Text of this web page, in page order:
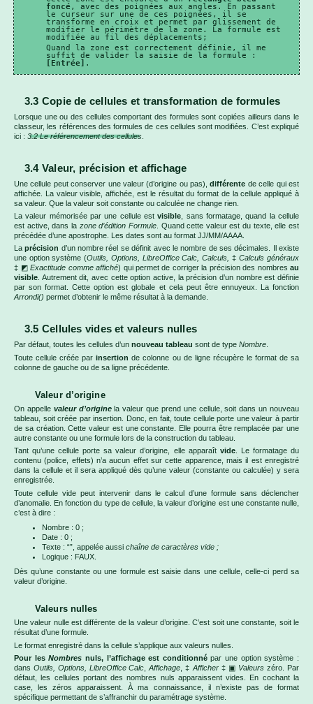
foncé, avec des poignées aux angles. En passant
le curseur sur une de ces poignées, il se
transforme en croix et permet par glissement de
modifier le périmètre de la zone. La formule est
modifiée au fil des déplacements;
Quand la zone est correctement définie, il me
suffit de valider la saisie de la formule :
[Entrée]
.
3.3 Copie de cellules et transformation de formules
Lorsque une ou des cellules comportant des formules sont copiées ailleurs dans le
classeur, les références des formules de ces cellules sont modifiées. C’est expliqué
ici : 3.2 Le référencement des cellules
3.4 Valeur, précision et affichage
Une cellule peut conserver une valeur (d’origine ou pas),différente de celle qui est
affichée. La valeur visible, affichée, est le résultat du format de la cellule appliqué à
sa valeur. Que la valeur soit constante ou calculée ne change rien.
La valeur mémorisée par une cellule estvisible , sans formatage, quand la cellule
est active, dans la zone d’édition Formule. Quand cette valeur est du texte, elle est
précédée d’une apostrophe. Les dates sont au format JJ/MM/AAAA.
Laprécision d’un nombre réel se définit avec le nombre de ses décimales. Il existe
une option système (Outils, Options, LibreOffice Calc, Calculs, ‡Calculs généraux
‡ ◩Exactitude comme affiché) qui permet de corriger la précision des nombresau
visible . Autrement dit, avec cette option active, la précision d’un nombre est définie
par son format. Cette option est globale et cela peut être ennuyeux. La fonction
Arrondi() permet d’obtenir le même résultat à la demande.
3.5 Cellules vides et valeurs nulles
Par défaut, toutes les cellules d’un nouveau tableau sont de type Nombre
Toute cellule créée parinsertion de colonne ou de ligne récupère le format de sa
colonne de gauche ou de sa ligne précédente.
Valeur d’origine
On appelle valeur d’originela valeur que prend une cellule, soit dans un nouveau
tableau, soit créée par insertion. Donc, en fait, toute cellule porte une valeur à partir
de sa création. Cette valeur est une constante. Elle pourra être remplacée par une
autre constante ou une formule lors de la construction du tableau.
Tant qu’une cellule porte sa valeur d’origine, elle apparaît vide. Le formatage du
contenu (police, effets) n’a aucun effet sur cette apparence, mais il est enregistré
dans la cellule et il sera appliqué dès qu’une valeur (constante ou calculée) y sera
enregistrée.
Toute cellule vide peut intervenir dans le calcul d’une formule sans déclencher
d’anomalie. En fonction du type de cellule, la valeur d’origine est une constante nulle,
c’est à dire :
Nombre : 0 ;
Date : 0 ;
Texte : “”, appelée aussi chaîne de caractères vide ;
Logique : FAUX.
Dès qu’une constante ou une formule est saisie dans une cellule, celle-ci perd sa
valeur d’origine.
Valeurs nulles
Une valeur nulle est différente de la valeur d’origine. C’est soit une constante, soit le
résultat d’une formule.
Le format enregistré dans la cellule s’applique aux valeurs nulles.
Pour lesNombres nuls, l’affichage est conditionnépar une option système :
dans Outils, Options, LibreOffice Calc ,Affichage , ‡ Afficher ‡ ▣ Valeurs zéro. Par
défaut, les cellules portant des nombres nuls apparaissent vides. En cochant la
case, les zéros apparaissent. À ma connaissance, il n’existe pas de format
spécifique permettant de s’affranchir du paramétrage système.